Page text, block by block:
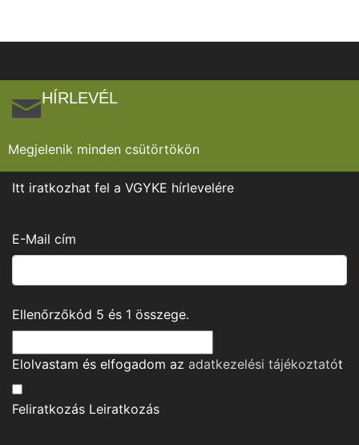
HÍRLEVÉL
Megjelenik minden csütörtökön
Itt iratkozhat fel a VGYKE hírlevelére
E-Mail cím
Ellenőrzőkód 5 és 1 összege.
Elolvastam és elfogadom az adatkezelési tájékoztatót
Feliratkozás Leiratkozás